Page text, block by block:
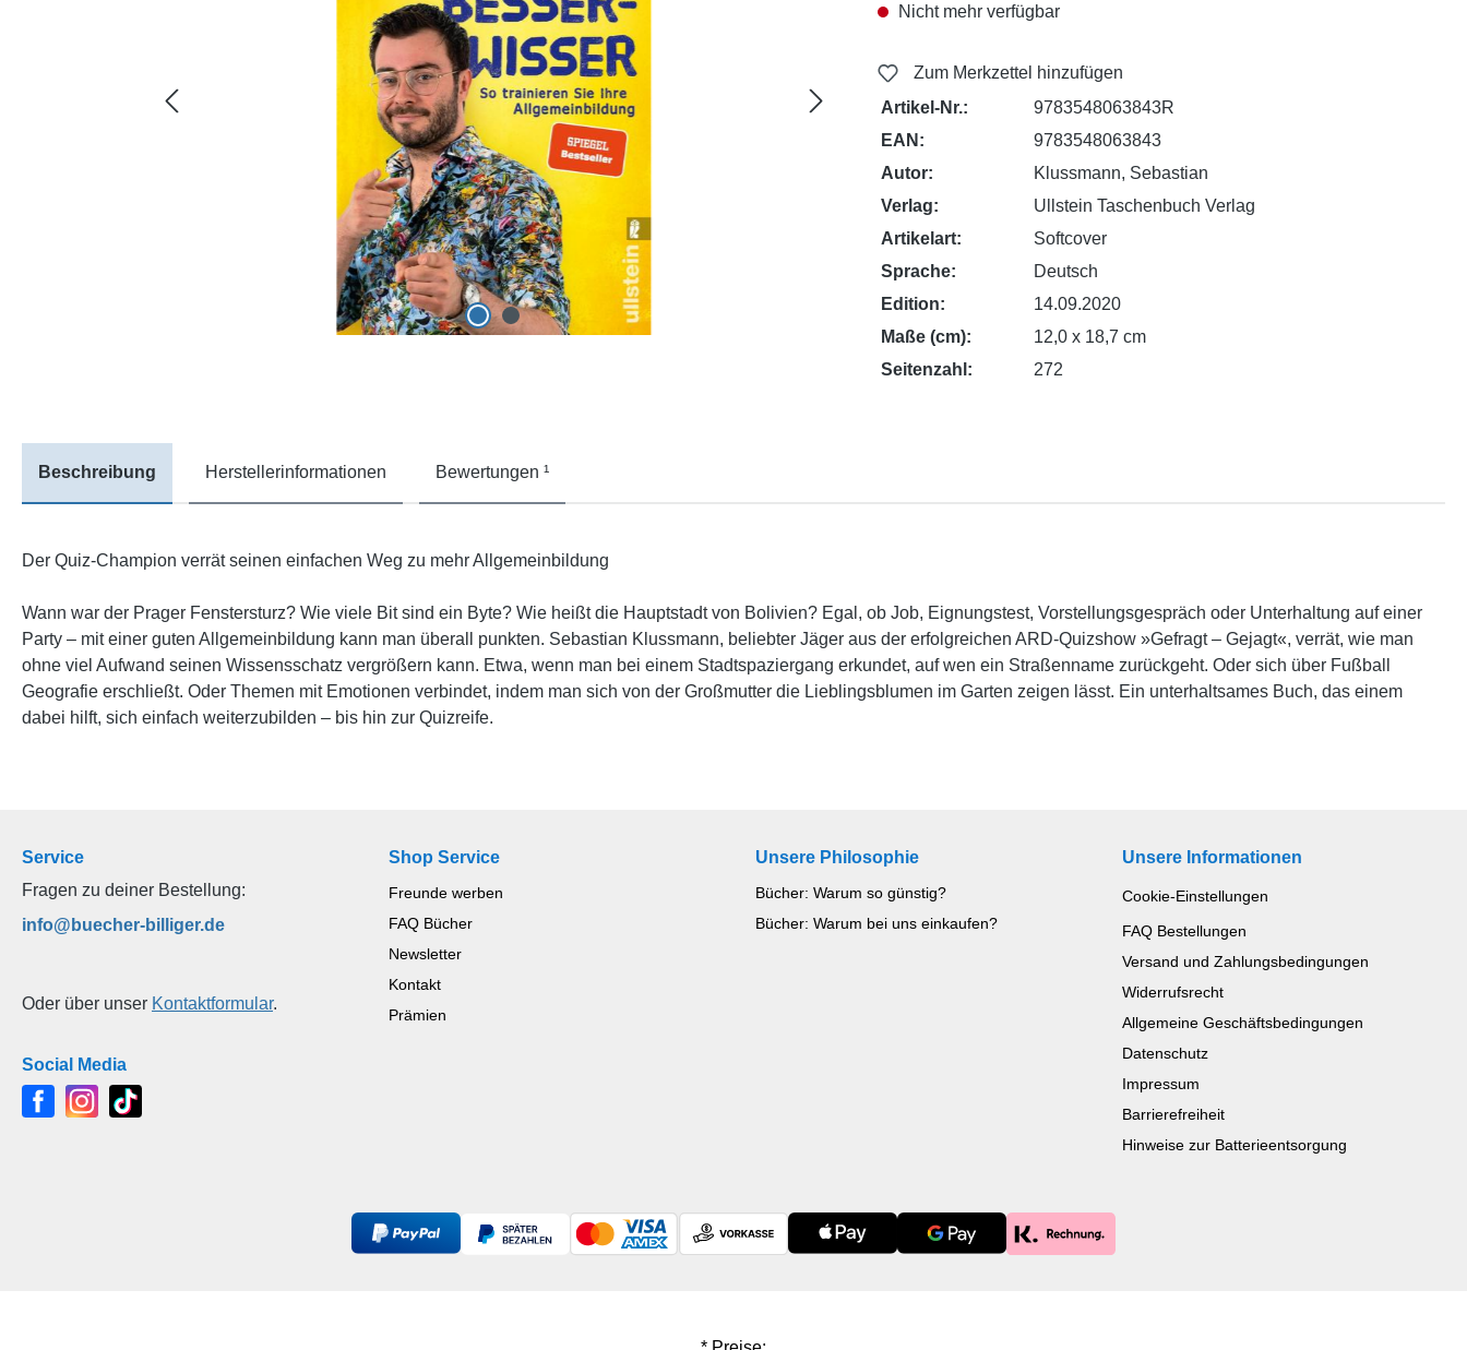
Nicht mehr verfügbar
Zum Merkzettel hinzufügen
Artikel-Nr.:
9783548063843R
EAN:
9783548063843
Autor:
Klussmann, Sebastian
Verlag:
Ullstein Taschenbuch Verlag
Artikelart:
Softcover
Sprache:
Deutsch
Edition:
14.09.2020
Maße (cm):
12,0 x 18,7 cm
Seitenzahl:
272
Beschreibung Herstellerinformationen Bewertungen ¹
Der Quiz-Champion verrät seinen einfachen Weg zu mehr Allgemeinbildung
Wann war der Prager Fenstersturz? Wie viele Bit sind ein Byte? Wie heißt die Hauptstadt von Bolivien? Egal, ob Job, Eignungstest, Vorstellungsgespräch oder Unterhaltung auf einer
Party – mit einer guten Allgemeinbildung kann man überall punkten. Sebastian Klussmann, beliebter Jäger aus der erfolgreichen ARD-Quizshow »Gefragt – Gejagt«, verrät, wie man
ohne viel Aufwand seinen Wissensschatz vergrößern kann. Etwa, wenn man bei einem Stadtspaziergang erkundet, auf wen ein Straßenname zurückgeht. Oder sich über Fußball
Geografie erschließt. Oder Themen mit Emotionen verbindet, indem man sich von der Großmutter die Lieblingsblumen im Garten zeigen lässt. Ein unterhaltsames Buch, das einem
dabei hilft, sich einfach weiterzubilden ‒ bis hin zur Quizreife.
Service
Fragen zu deiner Bestellung:
info@buecher-billiger.de
Oder über unser Kontaktformular.
Social Media
Shop Service
Freunde werben
FAQ Bücher
Newsletter
Kontakt
Prämien
Unsere Philosophie
Bücher: Warum so günstig?
Bücher: Warum bei uns einkaufen?
Unsere Informationen
Cookie-Einstellungen
FAQ Bestellungen
Versand und Zahlungsbedingungen
Widerrufsrecht
Allgemeine Geschäftsbedingungen
Datenschutz
Impressum
Barrierefreiheit
Hinweise zur Batterieentsorgung